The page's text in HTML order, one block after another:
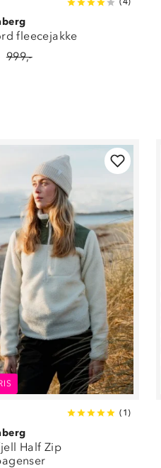
fleecejakke
999,-
( 1 )
Half Zip